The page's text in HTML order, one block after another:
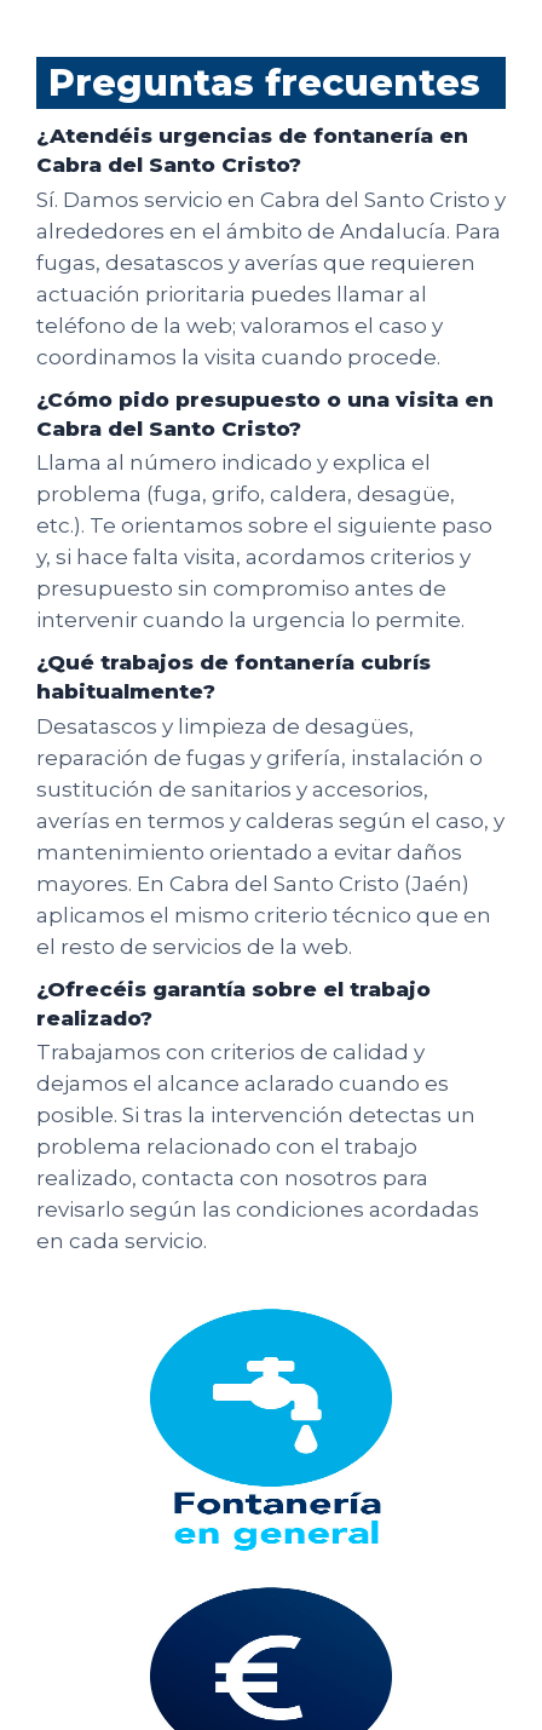
Preguntas frecuentes
¿Atendéis urgencias de fontanería en
Cabra del Santo Cristo?
Sí. Damos servicio en Cabra del Santo Cristo y
alrededores en el ámbito de Andalucía. Para
fugas, desatascos y averías que requieren
actuación prioritaria puedes llamar al
teléfono de la web; valoramos el caso y
coordinamos la visita cuando procede.
¿Cómo pido presupuesto o una visita en
Cabra del Santo Cristo?
Llama al número indicado y explica el
problema (fuga, grifo, caldera, desagüe,
etc.). Te orientamos sobre el siguiente paso
y, si hace falta visita, acordamos criterios y
presupuesto sin compromiso antes de
intervenir cuando la urgencia lo permite.
¿Qué trabajos de fontanería cubrís
habitualmente?
Desatascos y limpieza de desagües,
reparación de fugas y grifería, instalación o
sustitución de sanitarios y accesorios,
averías en termos y calderas según el caso, y
mantenimiento orientado a evitar daños
mayores. En Cabra del Santo Cristo (Jaén)
aplicamos el mismo criterio técnico que en
el resto de servicios de la web.
¿Ofrecéis garantía sobre el trabajo
realizado?
Trabajamos con criterios de calidad y
dejamos el alcance aclarado cuando es
posible. Si tras la intervención detectas un
problema relacionado con el trabajo
realizado, contacta con nosotros para
revisarlo según las condiciones acordadas
en cada servicio.